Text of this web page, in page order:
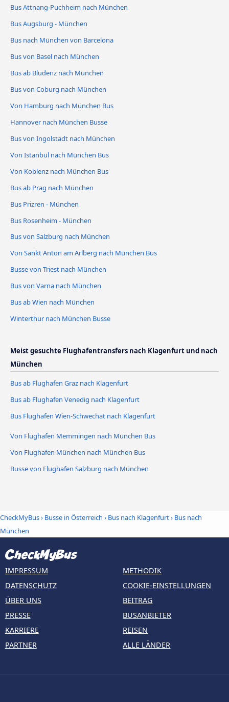
Bus Attnang-Puchheim nach München
Bus Augsburg - München
Bus nach München von Barcelona
Bus von Basel nach München
Bus ab Bludenz nach München
Bus von Coburg nach München
Von Hamburg nach München Bus
Hannover nach München Busse
Bus von Ingolstadt nach München
Von Istanbul nach München Bus
Von Koblenz nach München Bus
Bus ab Prag nach München
Bus Prizren - München
Bus Rosenheim - München
Bus von Salzburg nach München
Von Sankt Anton am Arlberg nach München Bus
Busse von Triest nach München
Bus von Varna nach München
Bus ab Wien nach München
Winterthur nach München Busse
Meist gesuchte Flughafentransfers nach Klagenfurt und nach
München
Bus ab Flughafen Graz nach Klagenfurt
Bus ab Flughafen Venedig nach Klagenfurt
Bus Flughafen Wien-Schwechat nach Klagenfurt
Von Flughafen Memmingen nach München Bus
Von Flughafen München nach München Bus
Busse von Flughafen Salzburg nach München
CheckMyBus› Busse in Österreich › Bus nach Klagenfurt› Bus nach
München
IMPRESSUM
DATENSCHUTZ
ÜBER UNS
PRESSE
KARRIERE
PARTNER
METHODIK
COOKIE-EINSTELLUNGEN
BEITRAG
BUSANBIETER
REISEN
ALLE LÄNDER